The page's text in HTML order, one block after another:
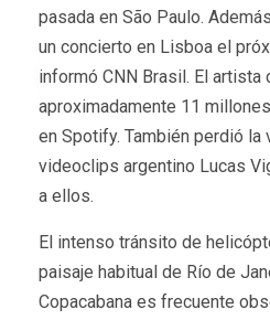
pasada en São Paulo.
un concierto en Lisboa el
informó CNN Brasil. El artista
aproximadamente 11
en Spotify. También perdió la
videoclips argentino Lucas
a ellos.
El intenso tránsito de
paisaje habitual de Río de
Copacabana es frecuente